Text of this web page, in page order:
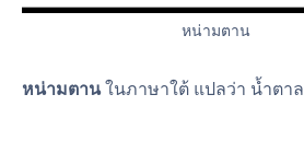
หน่ามตาน
หน่ามตานในภาษาใต้ แปลว่า น้ำตาล